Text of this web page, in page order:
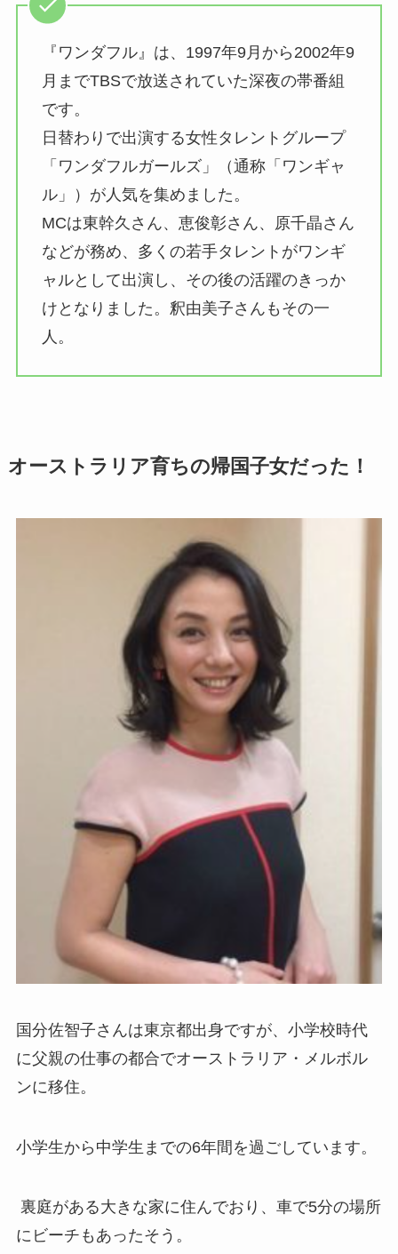
『ワンダフル』は、1997年9月から2002年9
月までTBSで放送されていた深夜の帯番組
です。
日替わりで出演する女性タレントグループ
「ワンダフルガールズ」（通称「ワンギャ
ル」）が人気を集めました。
MCは東幹久さん、恵俊彰さん、原千晶さん
などが務め、多くの若手タレントがワンギ
ャルとして出演し、その後の活躍のきっか
けとなりました。釈由美子さんもその一
人。
オーストラリア育ちの帰国子女だった！
国分佐智子さんは東京都出身ですが、小学校時代
に父親の仕事の都合でオーストラリア・メルボル
ンに移住。
小学生から中学生までの6年間を過ごしています。
裏庭がある大きな家に住んでおり、車で5分の場所
にビーチもあったそう。